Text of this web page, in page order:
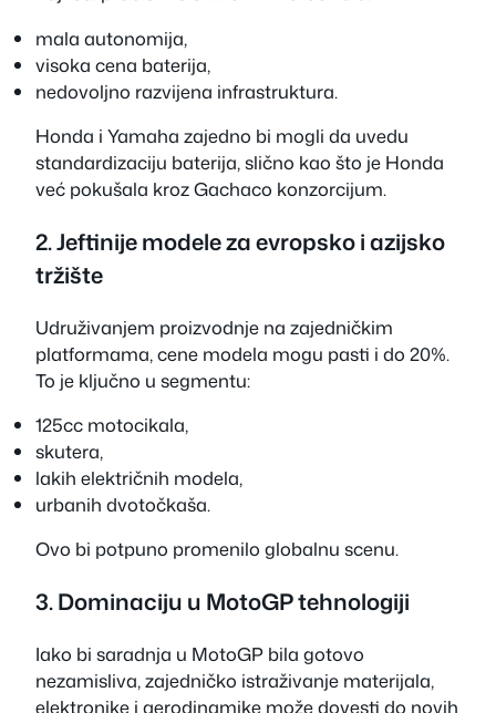
mala autonomija,
visoka cena baterija,
nedovoljno razvijena infrastruktura.
Honda i Yamaha zajedno bi mogli da uvedu
standardizaciju baterija, slično kao što je Honda
već pokušala kroz Gachaco konzorcijum.
2. Jeftinije modele za evropsko i azijsko
tržište
Udruživanjem proizvodnje na zajedničkim
platformama, cene modela mogu pasti i do 20%.
To je ključno u segmentu:
125cc motocikala,
skutera,
lakih električnih modela,
urbanih dvotočkaša.
Ovo bi potpuno promenilo globalnu scenu.
3. Dominaciju u MotoGP tehnologiji
Iako bi saradnja u MotoGP bila gotovo
nezamisliva, zajedničko istraživanje materijala,
elektronike i aerodinamike može dovesti do novih